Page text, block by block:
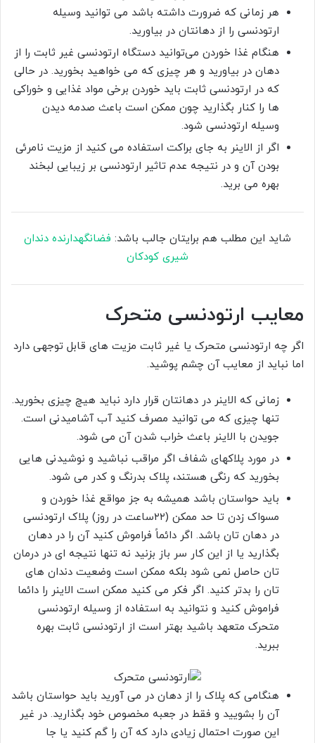
هر زمانی که ضرورت داشته باشد می توانید وسیله
ارتودنسی را از دهانتان در بیاورید.
هنگام غذا خوردن می‌توانید دستگاه ارتودنسی غیر ثابت را از
دهان در بیاورید و هر چیزی که می خواهید بخورید. در حالی
که در ارتودنسی ثابت باید خوردن برخی مواد غذایی و خوراکی
ها را کنار بگذارید چون ممکن است باعث صدمه دیدن
وسیله ارتودنسی شود.
اگر از الاینر به جای براکت استفاده می کنید از مزیت نامرئی
بودن آن و در نتیجه عدم تاثیر ارتودنسی بر زیبایی لبخند
بهره می برید.
شاید این مطلب هم برایتان جالب باشد: فضانگهدارنده دندان
شیری کودکان
معایب ارتودنسی متحرک
اگر چه ارتودنسی متحرک یا غیر ثابت مزیت های قابل توجهی دارد
اما نباید از معایب آن چشم پوشید.
زمانی که الاینر در دهانتان قرار دارد نباید هیچ چیزی بخورید.
تنها چیزی که می توانید مصرف کنید آب آشامیدنی است.
جویدن با الاینر باعث خراب شدن آن می شود.
در مورد پلاکهای شفاف اگر مراقب نباشید و نوشیدنی هایی
بخورید که رنگی هستند، پلاک بدرنگ و کدر می شود.
باید حواستان باشد همیشه به جز مواقع غذا خوردن و
مسواک زدن تا حد ممکن (۲۲ساعت در روز) پلاک ارتودنسی
در دهان تان باشد. اگر دائماً فراموش کنید آن را در دهان
بگذارید یا از این کار سر باز بزنید نه تنها نتیجه ای در درمان
تان حاصل نمی شود بلکه ممکن است وضعیت دندان های
تان را بدتر کنید. اگر فکر می کنید ممکن است الاینر را دائما
فراموش کنید و نتوانید به استفاده از وسیله ارتودنسی
متحرک متعهد باشید بهتر است از ارتودنسی ثابت بهره
ببرید.
هنگامی که پلاک را از دهان در می آورید باید حواستان باشد
آن را بشویید و فقط در جعبه مخصوص خود بگذارید. در غیر
این صورت احتمال زیادی دارد که آن را گم کنید یا جا